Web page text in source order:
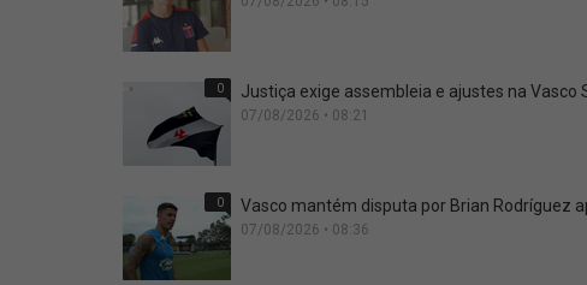
0 Justiça exige assembleia e ajustes na Vasco
07/08/2026 • 08:21
0 Vasco mantém disputa por Brian Rodríguez
07/08/2026 • 08:36